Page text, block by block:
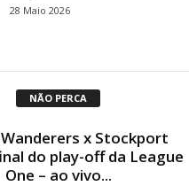
28 Maio 2026
NÃO PERCA
x Stockport
do play-off da League
One – ao vivo...